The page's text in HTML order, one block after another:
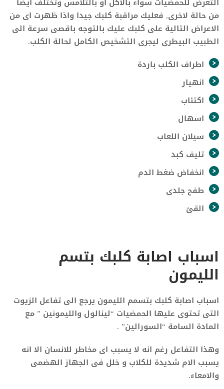
من حالة لاخرى, فعليك مراقبة كلبك جيدا واذا ظهرت اى من
الاعراض التالية على كلبك عليك بالتوجه باقصى سرعة الى
الطبيب البيطرى ليجرى التشخيص الكامل لحالة الكلب.
اطراف الكلب باردة
انهيار
اكتئاب
اسهال
سيلان اللعاب
تليف كبد
انخفاض ضغط الدم
طفح جلدى
القئ
اسباب اصابة كلبك بتسم
الليمون
اسباب اصابة كلبك بتسمم الليمون يرجع الى تفاعل الزيوت
التى تحتوى عليها الحمضيات “لينالول والليمونين ” مع
المادة السامة “السورالين” .
وهذا التفاعل رغم انه لا يسبب اى مخاطر للانسان الا انه
يسبب الام شديدة للكلاب و خلل فى الجهاز الهضمى
والامعاء.